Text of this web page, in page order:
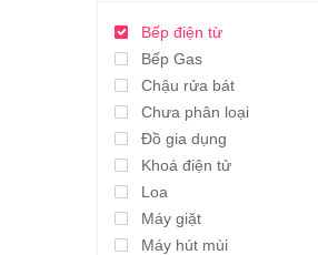
Bếp điện từ
Bếp Gas
Chậu rửa bát
Chưa phân loại
Đồ gia dụng
Khoá điện tử
Loa
Máy giặt
Máy hút mùi